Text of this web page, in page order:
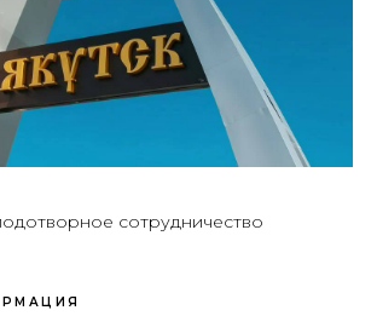
сотрудничество